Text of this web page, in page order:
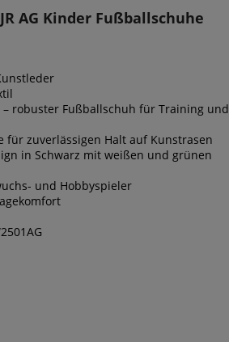
JR AG Kinder Fußballschuhe
– robuster Fußballschuh für Training und
für zuverlässigen Halt auf Kunstrasen
in Schwarz mit weißen und grünen
und Hobbyspieler